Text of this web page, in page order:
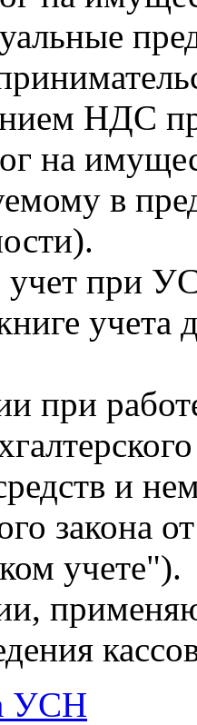
НДС
на
в
при
учета
при
и
закона
учете").
УСН